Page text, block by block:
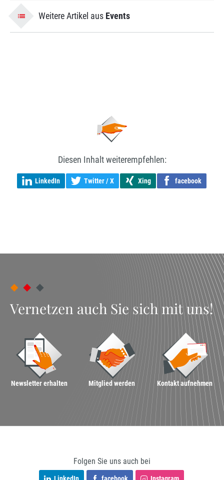
Weitere Artikel aus Events
Diesen Inhalt weiterempfehlen:
LinkedIn Twitter / X Xing facebook
Vernetzen auch Sie sich mit uns!
Newsletter erhalten Mitglied werden Kontakt aufnehmen
Folgen Sie uns auch bei